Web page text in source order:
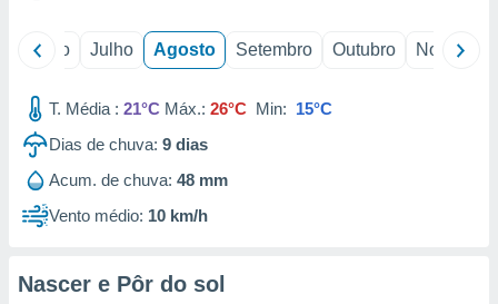
Junho Julho Agosto Setembro Outubro Novembro
T. Média : 21°C Máx.: 26°C Min: 15°C
Dias de chuva: 9 dias
Acum. de chuva: 48 mm
Vento médio: 10 km/h
Nascer e Pôr do sol